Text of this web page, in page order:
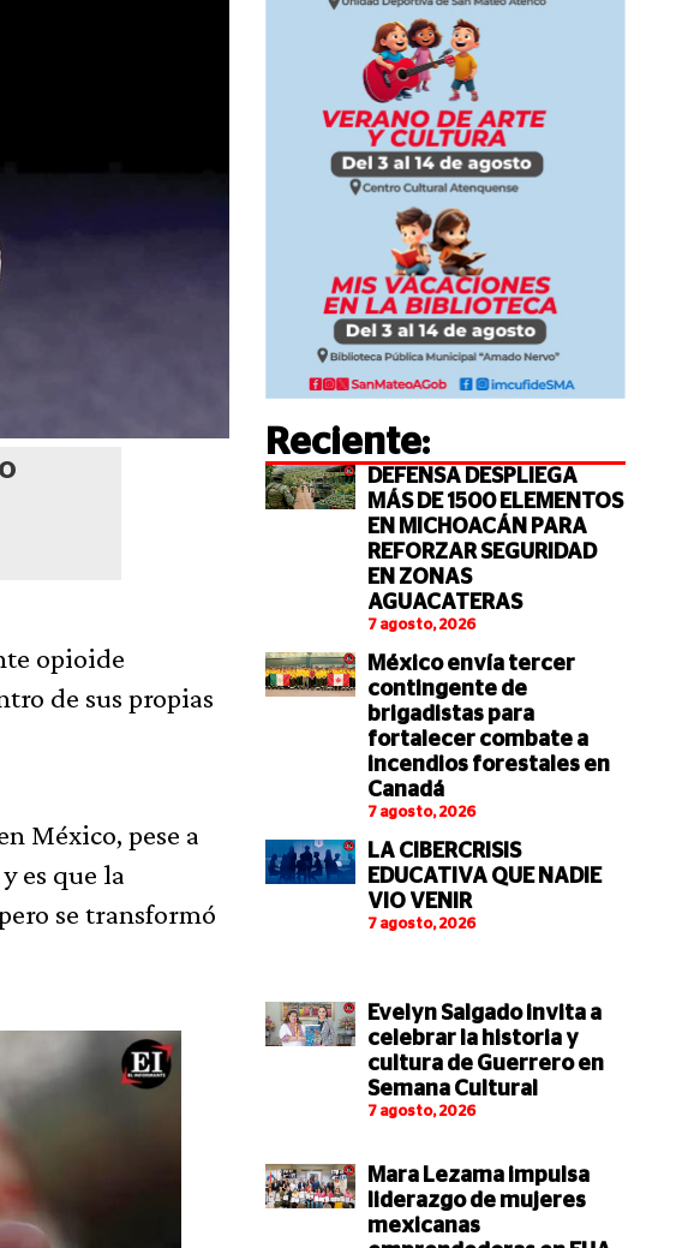
opioide
de sus propias
México, pese a
es que la
se transformó
Reciente:
DEFENSA DESPLIEGA
MÁS DE 1500 ELEMENTOS
EN MICHOACÁN PARA
REFORZAR SEGURIDAD
EN ZONAS
AGUACATERAS
7 agosto, 2026
México envía tercer
contingente de
brigadistas para
fortalecer combate a
incendios forestales en
Canadá
7 agosto, 2026
LA CIBERCRISIS
EDUCATIVA QUE NADIE
VIO VENIR
7 agosto, 2026
Evelyn Salgado invita a
celebrar la historia y
cultura de Guerrero en
Semana Cultural
7 agosto, 2026
Mara Lezama impulsa
liderazgo de mujeres
mexicanas